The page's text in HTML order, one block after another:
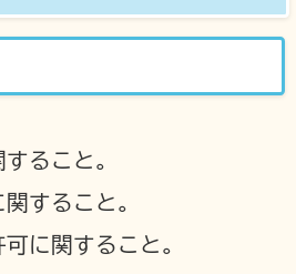
ること。
すること。
に関すること。